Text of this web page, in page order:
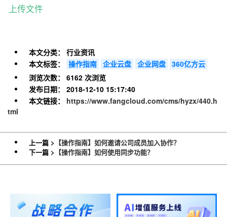
上传文件
本文分类：
行业资讯
本文标签：
操作指南 企业云盘 企业网盘 360亿方云
浏览次数：
6162 次浏览
发布日期：
2018-12-10 15:17:40
本文链接：
https://www.fangcloud.com/cms/hyzx/440.h
tml
上一篇 > 【操作指南】如何邀请公司成员加入协作？
下一篇 > 【操作指南】如何使用同步功能？